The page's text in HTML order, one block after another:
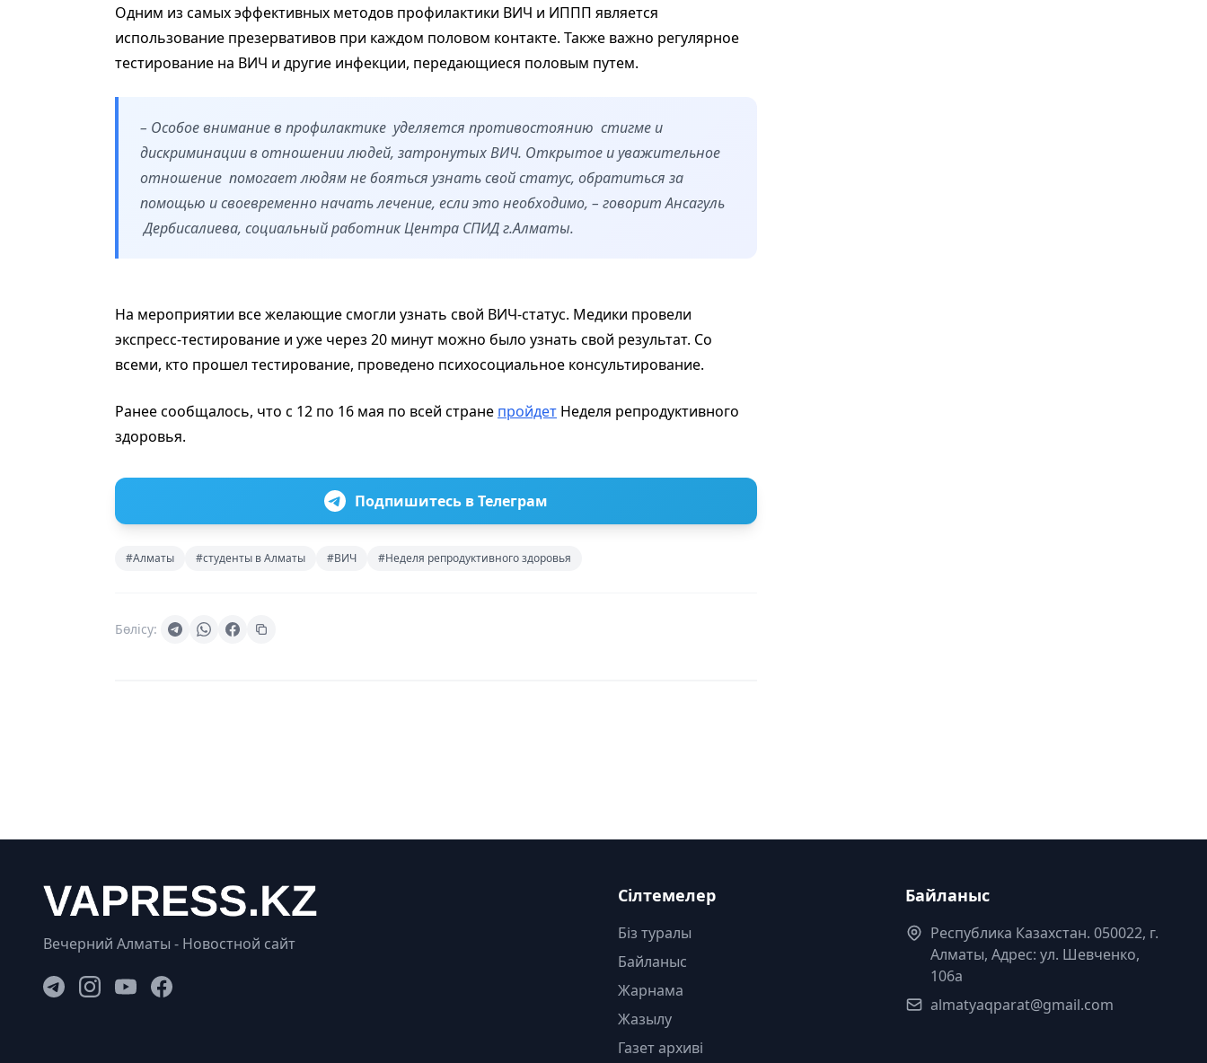
Одним из самых эффективных методов профилактики ВИЧ и ИППП является
использование презервативов при каждом половом контакте. Также важно регулярное
тестирование на ВИЧ и другие инфекции, передающиеся половым путем.
– Особое внимание в профилактике уделяется противостоянию стигме и
дискриминации в отношении людей, затронутых ВИЧ. Открытое и уважительное
отношение помогает людям не бояться узнать свой статус, обратиться за
помощью и своевременно начать лечение, если это необходимо, – говорит Ансагуль
Дербисалиева, социальный работник Центра СПИД г.Алматы.
На мероприятии все желающие смогли узнать свой ВИЧ-статус. Медики провели
экспресс-тестирование и уже через 20 минут можно было узнать свой результат. Со
всеми, кто прошел тестирование, проведено психосоциальное консультирование.
Ранее сообщалось, что с 12 по 16 мая по всей стране пройдет Неделя репродуктивного
здоровья.
Подпишитесь в Телеграм
#Алматы #студенты в Алматы #ВИЧ #Неделя репродуктивного здоровья
Бөлісу:
Вечерний Алматы - Новостной сайт
Сілтемелер
Біз туралы
Байланыс
Жарнама
Жазылу
Газет архиві
Байланыс
Республика Казахстан. 050022, г.
Алматы, Адрес: ул. Шевченко,
106а
almatyaqparat@gmail.com